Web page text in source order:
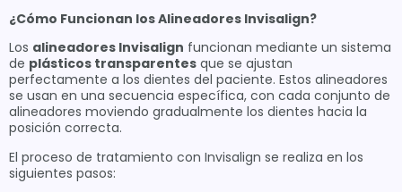
¿Cómo Funcionan los Alineadores Invisalign?
Los alineadores Invisalign funcionan mediante un sistema
de plásticos transparentes que se ajustan
perfectamente a los dientes del paciente. Estos alineadores
se usan en una secuencia específica, con cada conjunto de
alineadores moviendo gradualmente los dientes hacia la
posición correcta.
El proceso de tratamiento con Invisalign se realiza en los
siguientes pasos: